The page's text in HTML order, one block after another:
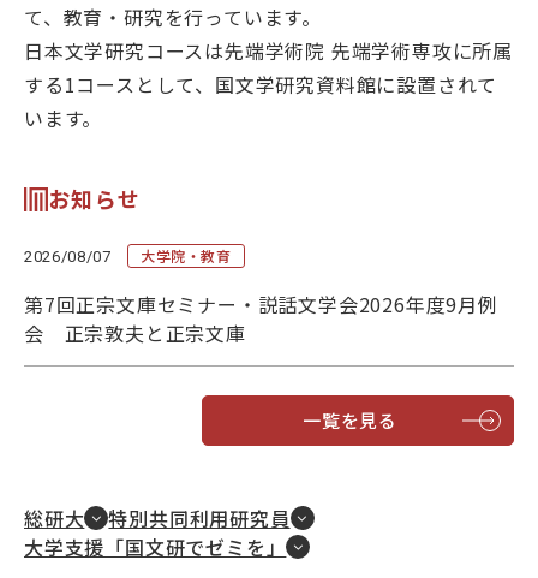
大学院・教育
国文研について
古典
当サイトについて
て、教育・研究を行っています。
日本文学研究コースは先端学術院 先端学術専攻に所属
する1コースとして、国文学研究資料館に設置されて
います。
お知らせ
2026/08/07 大学院・教育
第7回正宗文庫セミナー・説話文学会2026年度9月例
会 正宗敦夫と正宗文庫
一覧を見る
総研大
特別共同利用研究員
大学支援「国文研でゼミを」